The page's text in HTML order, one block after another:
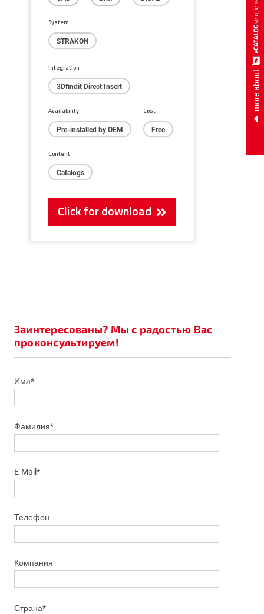
more about
System
STRAKON
Integration
3Dfindit Direct Insert
Availability
Pre-installed by OEM
Cost
Free
Content
Catalogs
Click for download
Заинтересованы? Мы с радостью Вас
проконсультируем!
Имя*
Фамилия*
E-Mail*
Телефон
Компания
Страна*